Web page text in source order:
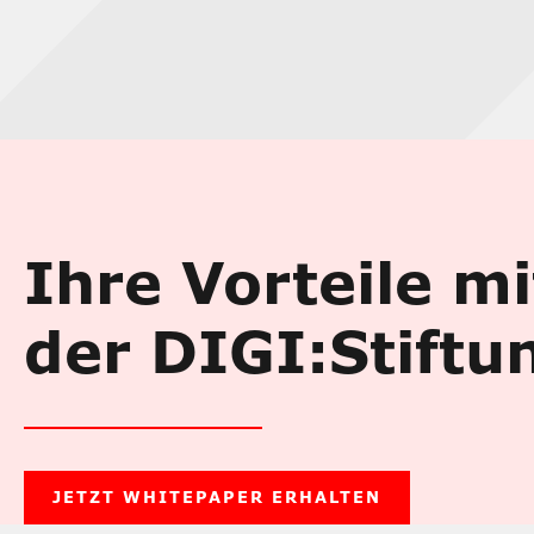
Ihre Vorteile
der
JETZT WHITEPAPER ERHALTEN